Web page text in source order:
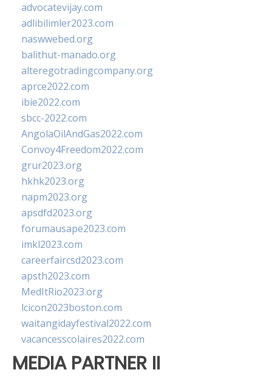
advocatevijay.com
adlibilimler2023.com
naswwebed.org
balithut-manado.org
alteregotradingcompany.org
aprce2022.com
ibie2022.com
sbcc-2022.com
AngolaOilAndGas2022.com
Convoy4Freedom2022.com
grur2023.org
hkhk2023.org
napm2023.org
apsdfd2023.org
forumausape2023.com
imkl2023.com
careerfaircsd2023.com
apsth2023.com
MedItRio2023.org
lcicon2023boston.com
waitangidayfestival2022.com
vacancesscolaires2022.com
MEDIA PARTNER II